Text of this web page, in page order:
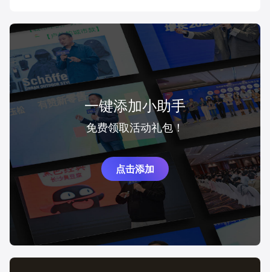
一键添加小助手
免费领取活动礼包！
点击添加